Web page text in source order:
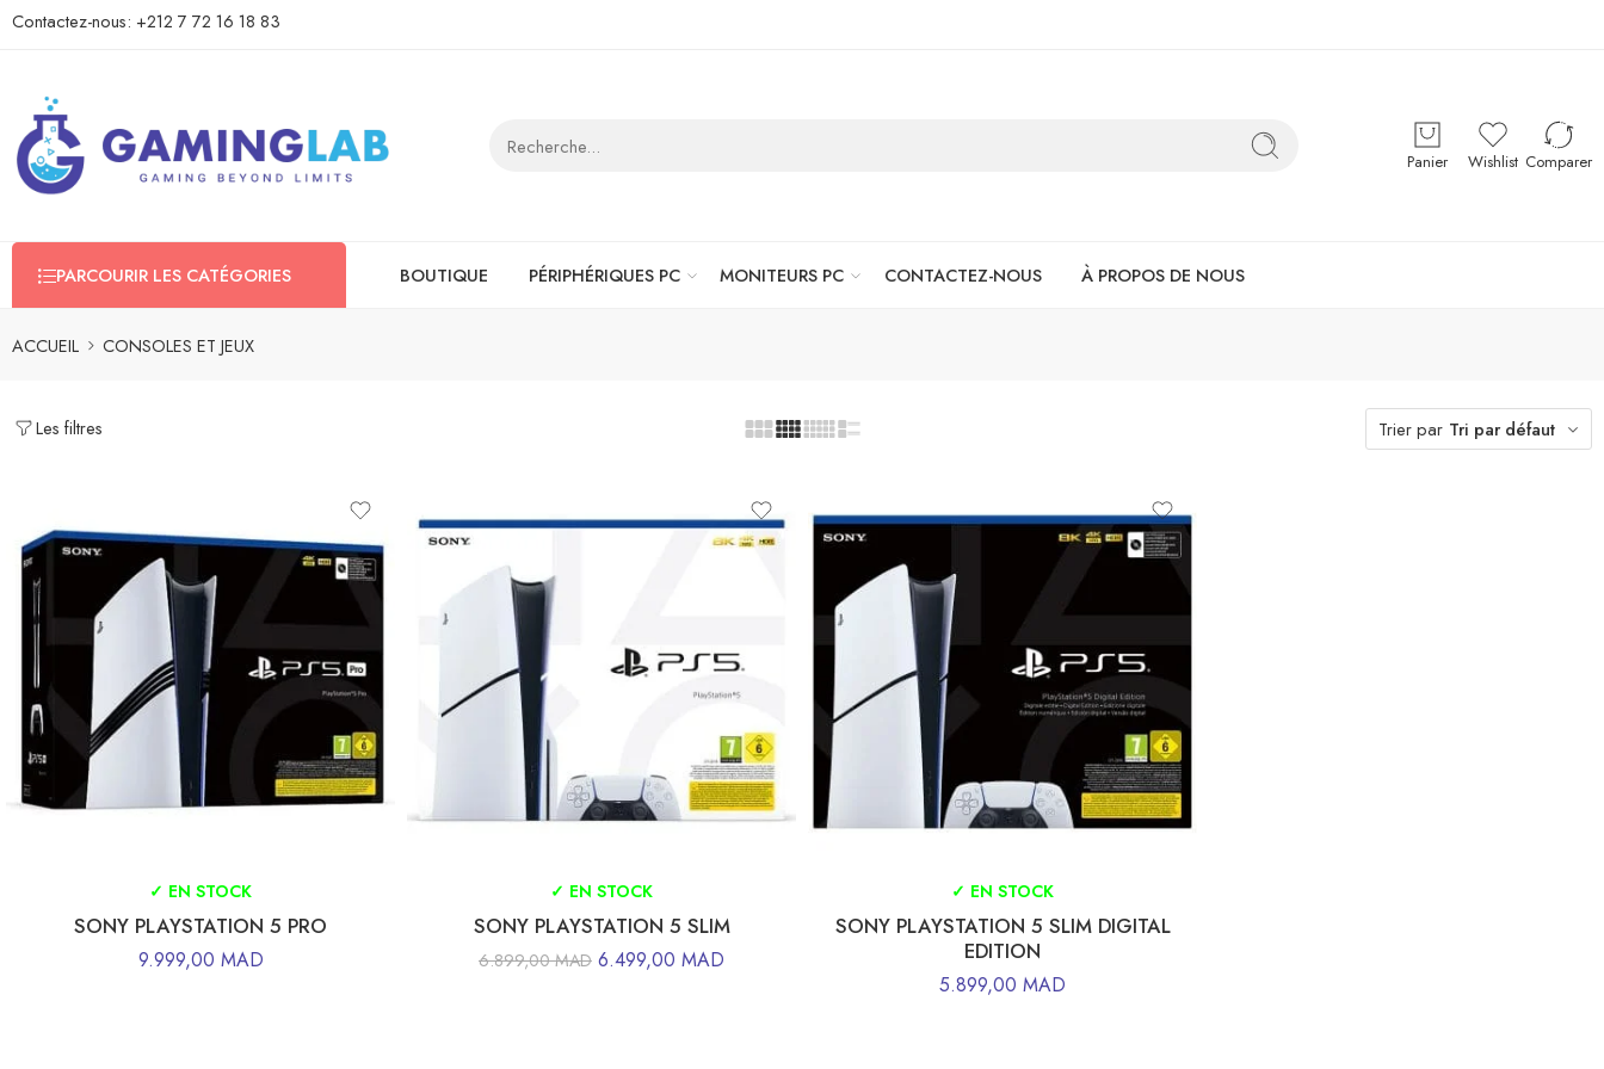
Contactez-nous: +212 7 72 16 18 83
Panier Wishlist Comparer
PARCOURIR LES CATÉGORIES BOUTIQUE PÉRIPHÉRIQUES PC MONITEURS PC CONTACTEZ-NOUS À PROPOS DE NOUS
ACCUEIL CONSOLES ET JEUX
Les filtres Trier par Tri par défaut
✓ EN STOCK
SONY PLAYSTATION 5 PRO
9.999,00 MAD
✓ EN STOCK
SONY PLAYSTATION 5 SLIM
6.899,00MAD 6.499,00 MAD
✓ EN STOCK
SONY PLAYSTATION 5 SLIM DIGITAL
EDITION
5.899,00 MAD